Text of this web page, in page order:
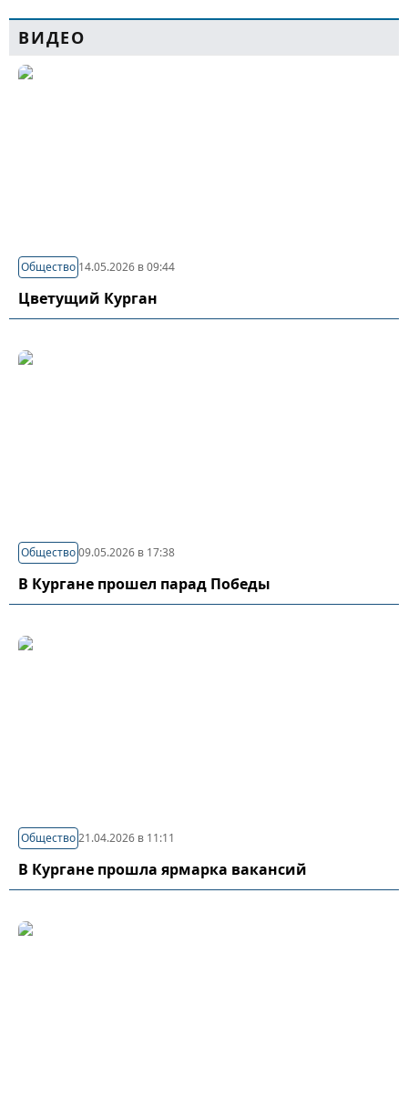
ВИДЕО
Общество 14.05.2026 в 09:44
Цветущий Курган
Общество09.05.2026 в 17:38
В Кургане прошел парад Победы
Общество21.04.2026 в 11:11
В Кургане прошла ярмарка вакансий